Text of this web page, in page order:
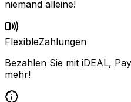
niemand alleine!
FlexibleZahlungen
Bezahlen Sie mit iDEAL,
mehr!